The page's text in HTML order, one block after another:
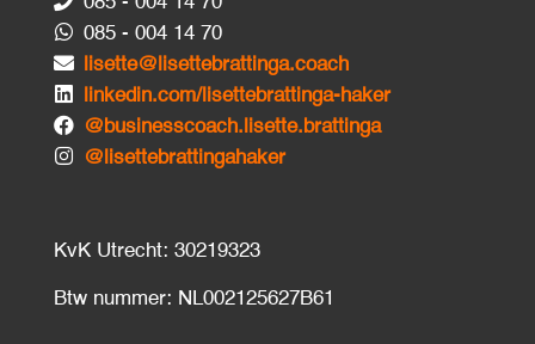
085 - 004 14 70
lisette@lisettebrattinga.coach
linkedin.com/lisettebrattinga-haker
@businesscoach.lisette.brattinga
@lisettebrattingahaker
KvK Utrecht: 30219323
Btw nummer: NL002125627B61